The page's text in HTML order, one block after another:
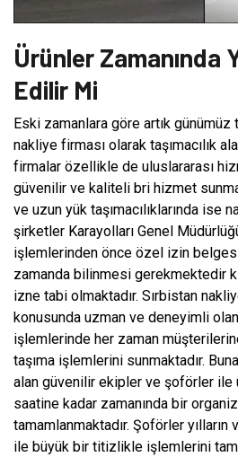
Ürünler Zamanında
Edilir Mi
Eski zamanlara göre artık
nakliye firması olarak taşımacılık
firmalar özellikle de uluslararası
güvenilir ve kaliteli bri hizmet
ve uzun yük taşımacılıklarında ise
şirketler Karayolları Genel
işlemlerinden önce özel izin belgesi
zamanda bilinmesi gerekmektedir
izne tabi olmaktadır. Sırbistan
konusunda uzman ve deneyimli
işlemlerinde her zaman
taşıma işlemlerini sunmaktadır.
alan güvenilir ekipler ve şoförler ile
saatine kadar zamanında bir
tamamlanmaktadır. Şoförler
ile büyük bir titizlikle işlemlerini